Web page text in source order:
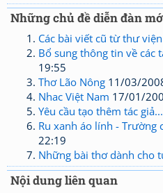
Những chủ đề diễn đàn
Các bài viết cũ từ thư
Bổ sung thông tin về các
19:55
Thơ Lão Nông 11/03/
Nhac Việt Nam 17/01/
Yêu cầu tạo thêm tác giả...
Ru xanh áo lính - Trường
22:19
Những bài thơ dành cho
Nội dung liên quan